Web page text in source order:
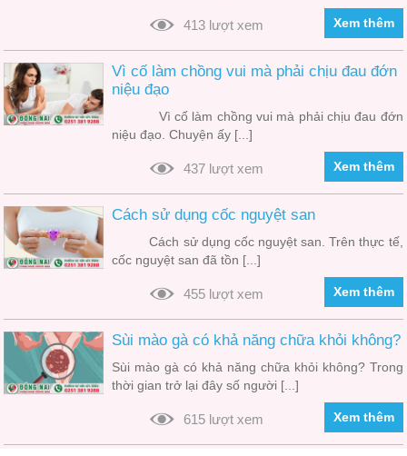
413 lượt xem Xem thêm
Vì cố làm chồng vui mà phải chịu đau đớn
niệu đạo
Vì cố làm chồng vui mà phải chịu đau đớn
niệu đạo. Chuyện ấy [...]
437 lượt xem Xem thêm
Cách sử dụng cốc nguyệt san
Cách sử dụng cốc nguyệt san. Trên thực tế,
cốc nguyệt san đã tồn [...]
455 lượt xem Xem thêm
Sùi mào gà có khả năng chữa khỏi không?
Sùi mào gà có khả năng chữa khỏi không? Trong
thời gian trở lại đây số người [...]
615 lượt xem Xem thêm